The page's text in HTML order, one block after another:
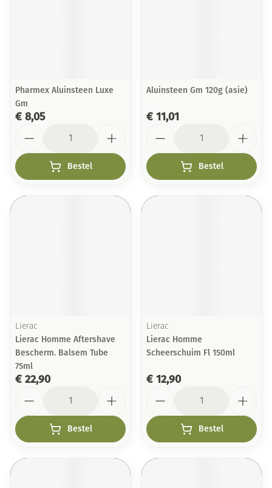
Pharmex Aluinsteen Luxe
Gm
€ 8,05
Bestel
Aluinsteen Gm 120g (asie)
€ 11,01
Bestel
Lierac
Lierac Homme Aftershave
Bescherm. Balsem Tube
75ml
€ 22,90
Bestel
Lierac
Lierac Homme
Scheerschuim Fl 150ml
€ 12,90
Bestel